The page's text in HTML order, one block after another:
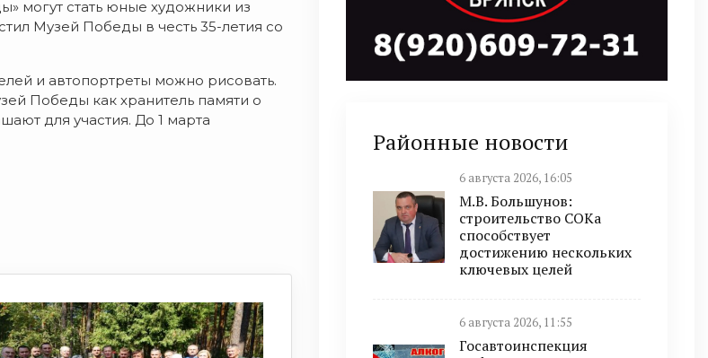
могут стать юные художники из
Музей Победы в честь 35-летия со
и автопортреты можно рисовать.
Победы как хранитель памяти о
для участия. До 1 марта
Районные новости
6 августа 2026, 16:05
М.В. Большунов:
строительство СОКа
способствует
достижению нескольких
ключевых целей
6 августа 2026, 11:55
Госавтоинспекция